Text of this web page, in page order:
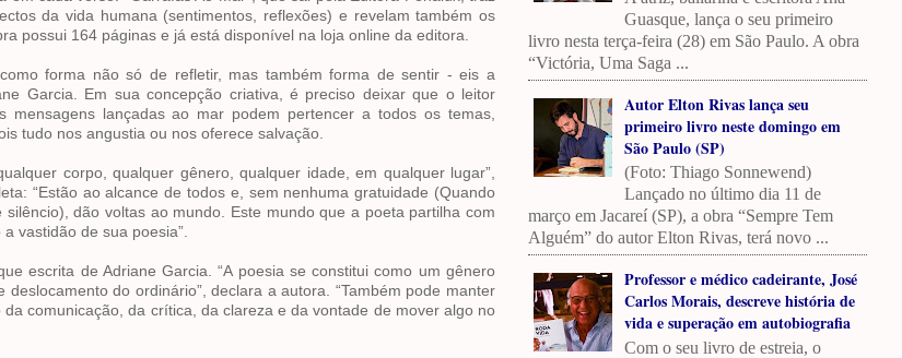
da vida humana (sentimentos, reflexões) e revelam também os
possui 164 páginas e já está disponível na loja online da editora.
forma não só de refletir, mas também forma de sentir - eis a
Garcia. Em sua concepção criativa, é preciso deixar que o leitor
lançadas ao mar podem pertencer a todos os temas,
tudo nos angustia ou nos oferece salvação.
corpo, qualquer gênero, qualquer idade, em qualquer lugar”,
“Estão ao alcance de todos e, sem nenhuma gratuidade (Quando
dão voltas ao mundo. Este mundo que a poeta partilha com
vastidão de sua poesia”.
escrita de Adriane Garcia. “A poesia se constitui como um gênero
do ordinário”, declara a autora. “Também pode manter
comunicação, da crítica, da clareza e da vontade de mover algo no
Guasque, lança o seu primeiro
livro nesta terça-feira (28) em São Paulo. A obra
“Victória, Uma Saga ...
Autor Elton Rivas lança seu
primeiro livro neste domingo em
São Paulo (SP)
(Foto: Thiago Sonnewend)
Lançado no último dia 11 de
março em Jacareí (SP), a obra “Sempre Tem
Alguém” do autor Elton Rivas, terá novo ...
Professor e médico cadeirante, José
Carlos Morais, descreve história de
vida e superação em autobiografia
Com o seu livro de estreia, o